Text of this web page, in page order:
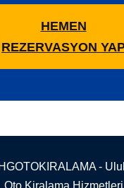
HEMEN
REZERVASYON
-
Oto Kiralama Hizmetleri